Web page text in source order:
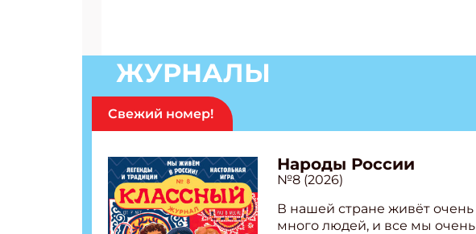
ЖУРНАЛЫ
Свежий номер!
Народы России
№8 (2026)
В нашей стране живёт очень
много людей, и все мы очень